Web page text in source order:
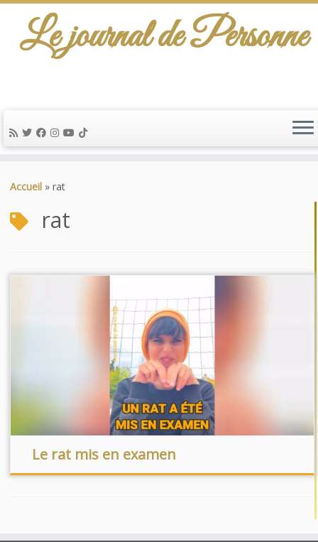
au
Le journal de Personne
Accueil » rat
rat
Le rat mis en examen